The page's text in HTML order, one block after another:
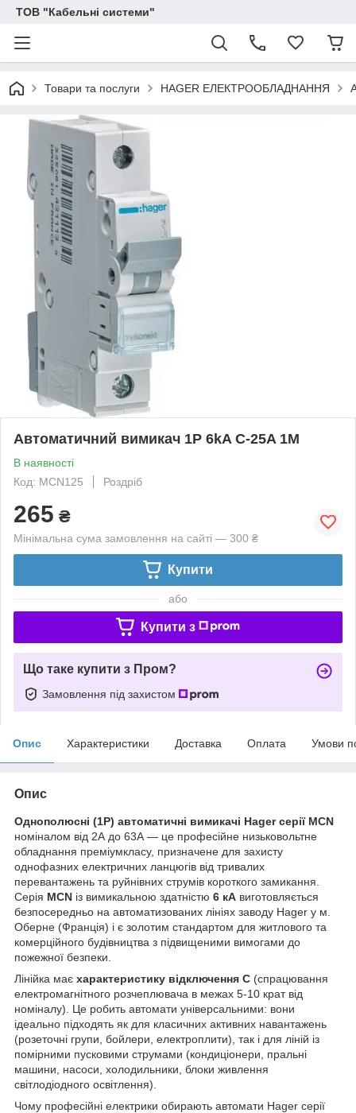
ТОВ "Кабельні системи"
Товари та послуги HAGER ЕЛЕКТРООБЛАДНАННЯ
Автоматичний вимикач 1P 6kA C-25A 1M
В наявності
Код: MCN125
Роздріб
265 ₴
Мінімальна сума замовлення на сайті — 300 ₴
Купити
або
Купити з
Що таке купити з Пром?
Замовлення під захистом
Опис Характеристики Доставка Оплата Умови
Опис
Однополюсні (1P) автоматичні вимикачі Hager серії MCN
номіналом від 2А до 63А — це професійне низьковольтне
обладнання преміумкласу, призначене для захисту
однофазних електричних ланцюгів від тривалих
перевантажень та руйнівних струмів короткого замикання.
Серія MCN із вимикальною здатністю 6 кА виготовляється
безпосередньо на автоматизованих лініях заводу Hager у м.
Оберне (Франція) і є золотим стандартом для житлового та
комерційного будівництва з підвищеними вимогами до
пожежної безпеки.
Лінійка має характеристику відключення C (спрацювання
електромагнітного розчеплювача в межах 5-10 крат від
номіналу). Це робить автомати універсальними: вони
ідеально підходять як для класичних активних навантажень
(розеточні групи, бойлери, електроплити), так і для ліній із
помірними пусковими струмами (кондиціонери, пральні
машини, насоси, холодильники, блоки живлення
світлодіодного освітлення).
Чому професійні електрики обирають автомати Hager серії